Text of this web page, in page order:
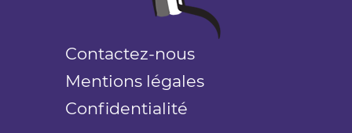
Contactez-nous
Mentions légales
Confidentialité